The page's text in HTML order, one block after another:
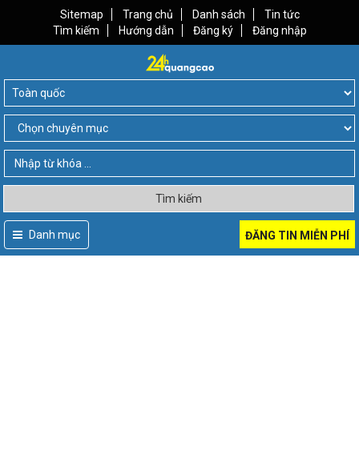
Sitemap Trang chủ Danh sách
Tin tức
Tìm kiếm
Hướng dẫn Đăng ký Đăng nhập
Tìm kiếm
Danh mục ĐĂNG TIN MIỄN PHÍ